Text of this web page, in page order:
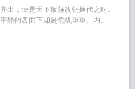
出，便是天下板荡改朝换代之时。一
静的表面下却是危机重重。内...